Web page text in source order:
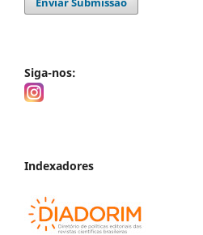
Siga-nos:
Indexadores